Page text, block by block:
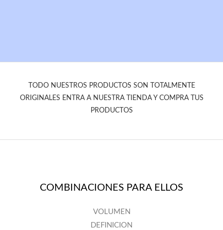
TODO NUESTROS PRODUCTOS SON TOTALMENTE
ORIGINALES ENTRA A NUESTRA TIENDA Y COMPRA TUS
PRODUCTOS
COMBINACIONES PARA ELLOS
VOLUMEN
DEFINICION